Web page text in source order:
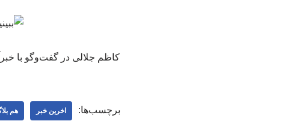
کاظم جلالی در گفت‌وگو با
برچسب‌ها: اخرین خبر هم